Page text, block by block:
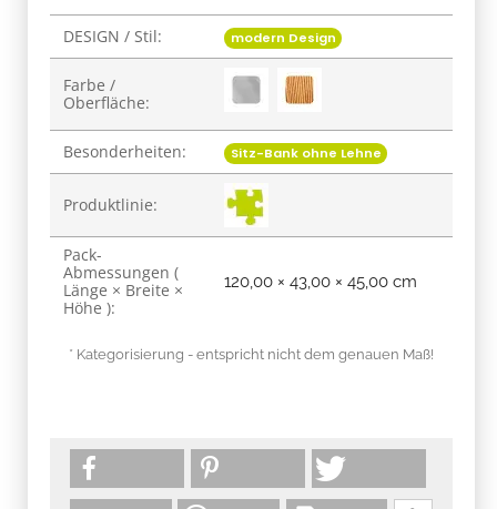
Produkteigenschaft
Wert
DESIGN / Stil: modern Design
Farbe /
Oberfläche:
Besonderheiten: Sitz-Bank ohne Lehne
Produktlinie:
Pack-
Abmessungen (
Länge × Breite ×
Höhe ):
120,00 × 43,00 × 45,00 cm
* Kategorisierung - entspricht nicht dem genauen Maß!